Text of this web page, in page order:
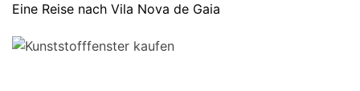
Eine Reise nach Vila Nova de Gaia